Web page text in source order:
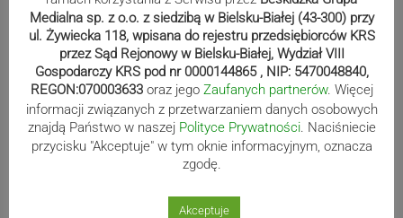
Nakamura z dubletem w Wiśle.
Dyskwalifikacja Waszka zmieniła
klasyfikację Polaków
Medialna sp. z o.o. z siedzibą w Bielsku-Białej (43-300) przy
ul. Żywiecka 118, wpisana do rejestru przedsiębiorców KRS
przez Sąd Rejonowy w Bielsku-Białej, Wydział VIII
Gospodarczy KRS pod nr 0000144865 , NIP: 5470048840,
REGON:070003633 oraz jego Zaufanych partnerów. Więcej
informacji związanych z przetwarzaniem danych osobowych
znajdą Państwo w naszej Polityce Prywatności. Naciśniecie
przycisku "Akceptuje" w tym oknie informacyjnym, oznacza
zgodę.
Akceptuje